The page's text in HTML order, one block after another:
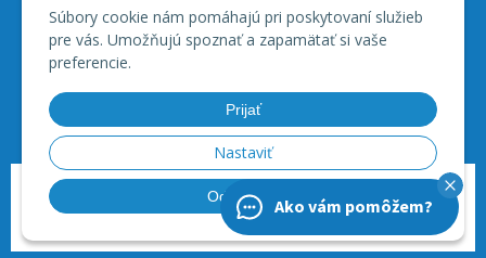
Súbory cookie nám pomáhajú pri poskytovaní služieb
pre vás. Umožňujú spoznať a zapamätať si vaše
preferencie.
Prijať
Nastaviť
Odmietnuť
© 2026 JJ Moto - skútre, štvorkolky, moto príslušenstvo, ich servis. •
tvorba
webhosting
Ako vám pomôžem?